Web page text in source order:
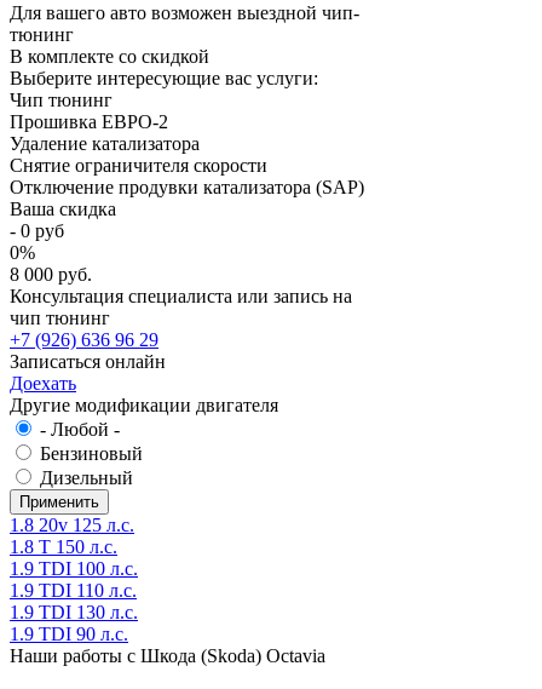
Для вашего авто возможен выездной чип-
тюнинг
В комплекте со скидкой
Выберите интересующие вас услуги:
Чип тюнинг
Прошивка ЕВРО-2
Удаление катализатора
Снятие ограничителя скорости
Отключение продувки катализатора (SAP)
Ваша скидка
- 0 руб
0%
8 000 руб.
Консультация специалиста или запись на
чип тюнинг
+7 (926) 636 96 29
Записаться онлайн
Доехать
Другие модификации двигателя
- Любой -
Бензиновый
Дизельный
1.8 20v 125 л.с.
1.8 T 150 л.с.
1.9 TDI 100 л.с.
1.9 TDI 110 л.с.
1.9 TDI 130 л.с.
1.9 TDI 90 л.с.
Наши работы с Шкода (Skoda) Octavia